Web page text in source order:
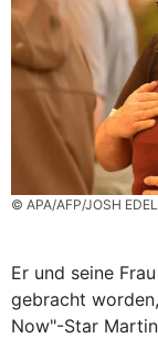
© APA/AFP/JOSH
Er und seine
gebracht
Now"-Star